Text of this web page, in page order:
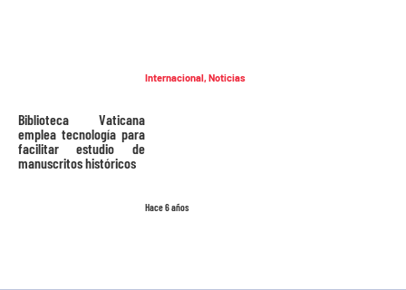
Internacional, Noticias
Hace 6 años
Biblioteca Vaticana
emplea tecnología para
facilitar estudio de
manuscritos históricos